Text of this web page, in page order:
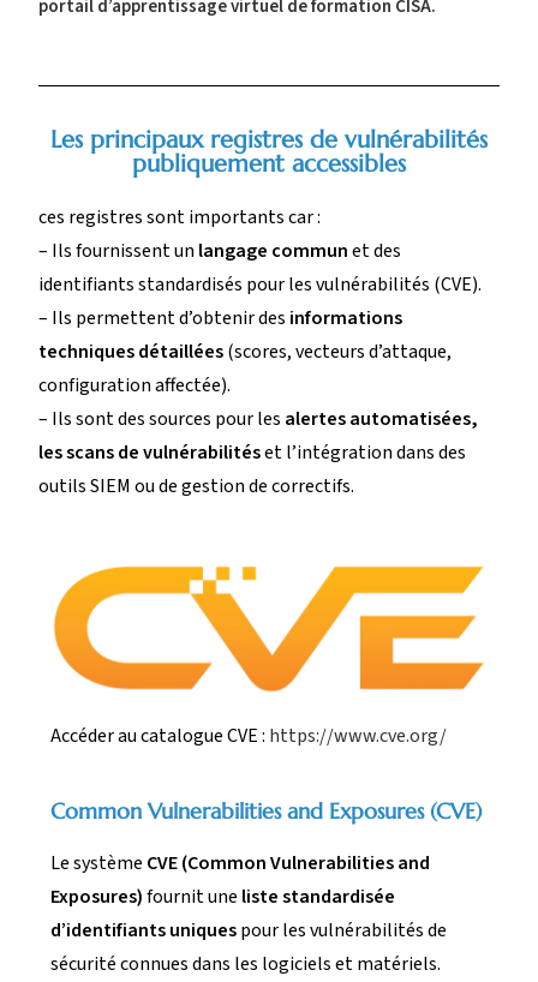
portail d’apprentissage virtuel de formation CISA.
Les principaux registres de vulnérabilités
publiquement accessibles
ces registres sont importants car :
– Ils fournissent un langage communet des
identifiants standardisés pour les vulnérabilités (CVE).
– Ils permettent d’obtenir des informations
techniques détaillées(scores, vecteurs d’attaque,
configuration affectée).
– Ils sont des sources pour les alertes automatisées,
les scans de vulnérabilitéset l’intégration dans des
outils SIEM ou de gestion de correctifs.
Accéder au catalogue CVE : https://www.cve.org/
Common Vulnerabilities and Exposures (CVE)
Le système CVE (Common Vulnerabilities and
Exposures)fournit une liste standardisée
d’identifiants uniquespour les vulnérabilités de
sécurité connues dans les logiciels et matériels.